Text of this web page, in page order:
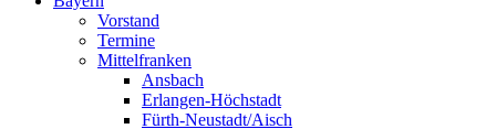
Vorstand
Termine
Mittelfranken
Ansbach
Erlangen-Höchstadt
Fürth-Neustadt/Aisch